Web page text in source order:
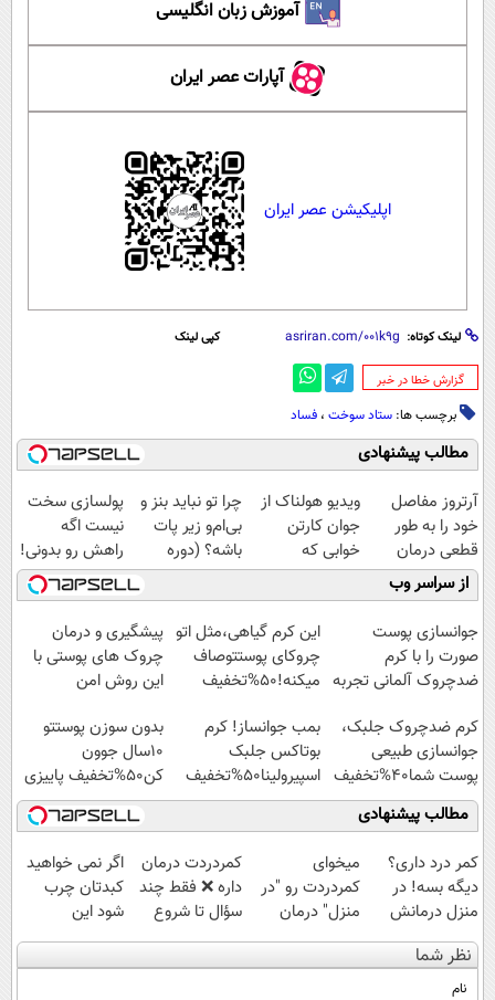
آموزش زبان انگلیسی
آپارات عصر ایران
اپلیکیشن عصر ایران
لینک کوتاه: کپی لینک
‌گزارش خطا در خبر
برچسب ها: ستاد سوخت ، فساد
مطالب پیشنهادی
آرتروز مفاصل
خود را به طور
قطعی درمان
کنید!
◗پرسش‌نامه◖
ویدیو هولناک از
جوان کارتن
خوابی که
میلیاردر شد.
آموزش رایگان
چرا تو نباید بنز و
بی‌ام‌و زیر پات
باشه؟ (دوره
رایگان درآمد
میلیاردی)
پولسازی سخت
نیست اگه
راهش رو بدونی!
" دوره رایگان "
از سراسر وب
جوانسازی پوست
صورت را با کرم
ضدچروک آلمانی تجربه
این کرم گیاهی،مثل اتو
چروکای پوستتوصاف
میکنه!50%تخفیف
پیشگیری و درمان
چروک های پوستی با
این روش امن
کرم ضدچروک جلبک،
جوانسازی طبیعی
پوست شما40%تخفیف
بمب جوانساز! کرم
بوتاکس جلبک
اسپیرولینا50%تخفیف
بدون سوزن پوستتو
10سال جوون
کن50%تخفیف پاییزی
مطالب پیشنهادی
کمر درد داری؟
دیگه بسه! در
منزل درمانش
کن
(◀پرسش‌نامه)
میخوای
کمردردت رو "در
منزل" درمان
کنی؟ (◂فیلم +
◂پرسش‌نامه)
‌کمردردت درمان
داره ❌ فقط چند
سؤال تا شروع
بهبودی فاصله‌
داری!
اگر نمی خواهید
کبدتان چرب
شود این
نوشیدنی خوش
طعم را بنوشید
نظر شما
نام